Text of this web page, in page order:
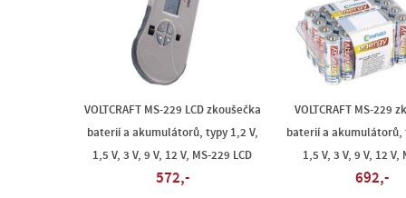
VOLTCRAFT MS-229 LCD zkoušečka
baterií a akumulátorů, typy 1,2 V,
1,5 V, 3 V, 9 V, 12 V, MS-229 LCD
572,-
VOLTCRAFT MS-229
baterií a akumulátorů,
1,5 V, 3 V, 9 V, 12 V,
692,-